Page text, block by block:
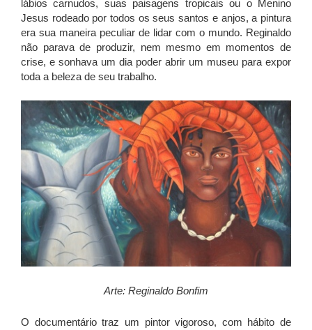
lábios carnudos, suas paisagens tropicais ou o Menino
Jesus rodeado por todos os seus santos e anjos, a pintura
era sua maneira peculiar de lidar com o mundo. Reginaldo
não parava de produzir, nem mesmo em momentos de
crise, e sonhava um dia poder abrir um museu para expor
toda a beleza de seu trabalho.
Arte: Reginaldo Bonfim
O documentário traz um pintor vigoroso, com hábito de